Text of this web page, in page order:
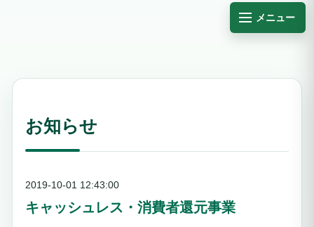
メニュー
お知らせ
2019-10-01 12:43:00
キャッシュレス・消費者還元事業